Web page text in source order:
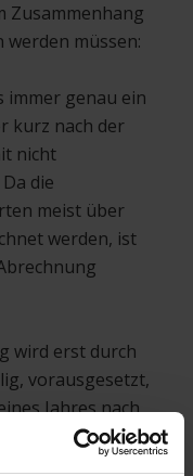
Zusammenhang
müssen:
immer genau ein
kurz nach der
nicht
die
meist über
werden, ist
wird erst durch
vorausgesetzt,
Jahres nach
fristgerecht